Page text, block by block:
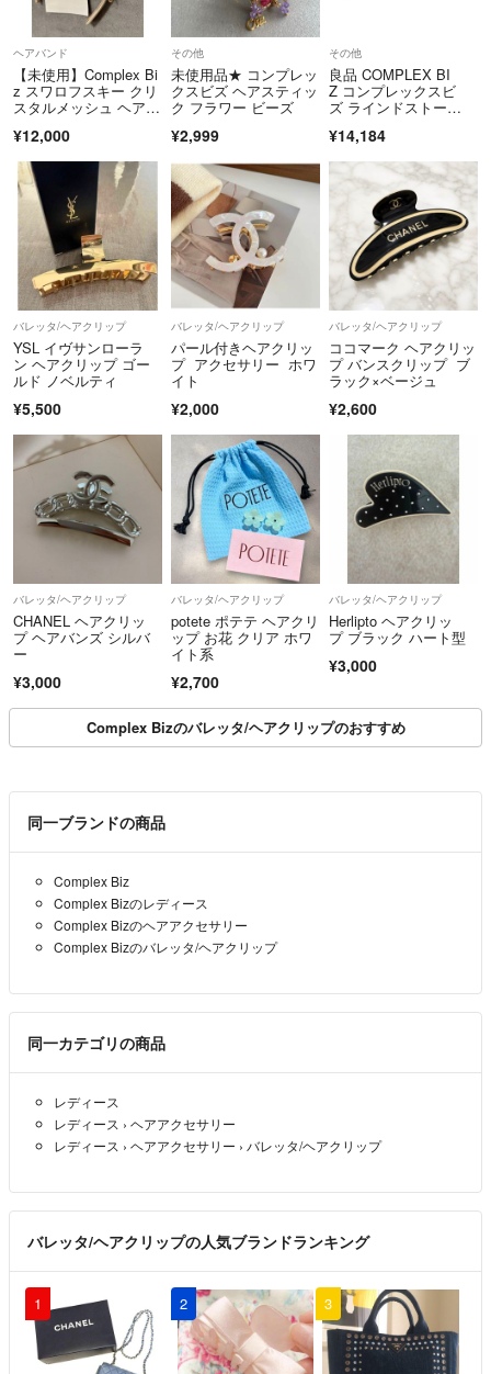
ヘアバンド
【未使用】Complex Bi
z スワロフスキー クリ
スタルメッシュ ヘアバ
¥12,000
その他
未使用品★ コンプレッ
クスビズ ヘアスティッ
ク フラワー ビーズ
¥2,999
その他
良品 COMPLEX BI
Z コンプレックスビ
ズ ラインドストー
アクリップ ブラウ
ン レディース 古着 中
古 USED
¥14,184
バレッタ/ヘアクリップ
YSL イヴサンローラ
ン ヘアクリップ ゴー
ルド ノベルティ
¥5,500
バレッタ/ヘアクリップ
パール付きヘアクリッ
プ アクセサリー ホワ
イト
¥2,000
バレッタ/ヘアクリップ
ココマーク ヘアクリッ
プ バンスクリップ ブ
ラック×ベージュ
¥2,600
バレッタ/ヘアクリップ
CHANEL ヘアクリッ
プ ヘアバンズ シルバ
ー
¥3,000
バレッタ/ヘアクリップ
potete ポテテ ヘアクリ
ップ お花 クリア ホワ
イト系
¥2,700
バレッタ/ヘアクリップ
Herlipto ヘアクリッ
プ ブラック ハート型
¥3,000
Complex Bizのバレッタ/ヘアクリップのおすすめ
同一ブランドの商品
Complex Biz
Complex Bizのレディース
Complex Bizのヘアアクセサリー
Complex Bizのバレッタ/ヘアクリップ
同一カテゴリの商品
レディース
レディース › ヘアアクセサリー
レディース › ヘアアクセサリー › バレッタ/ヘアクリップ
バレッタ/ヘアクリップの人気ブランドランキング
1 2 3